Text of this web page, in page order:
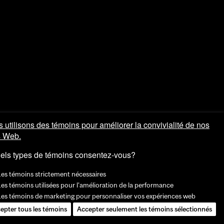
utilisons des témoins pour améliorer la convivialité de nos
types de témoins consentez-vous?
témoins strictement nécessaires
témoins utilisées pour l'amélioration de la performance
témoins de marketing pour personnaliser vos expériences web
tous les témoins
Accepter seulement les témoins sélectionnés